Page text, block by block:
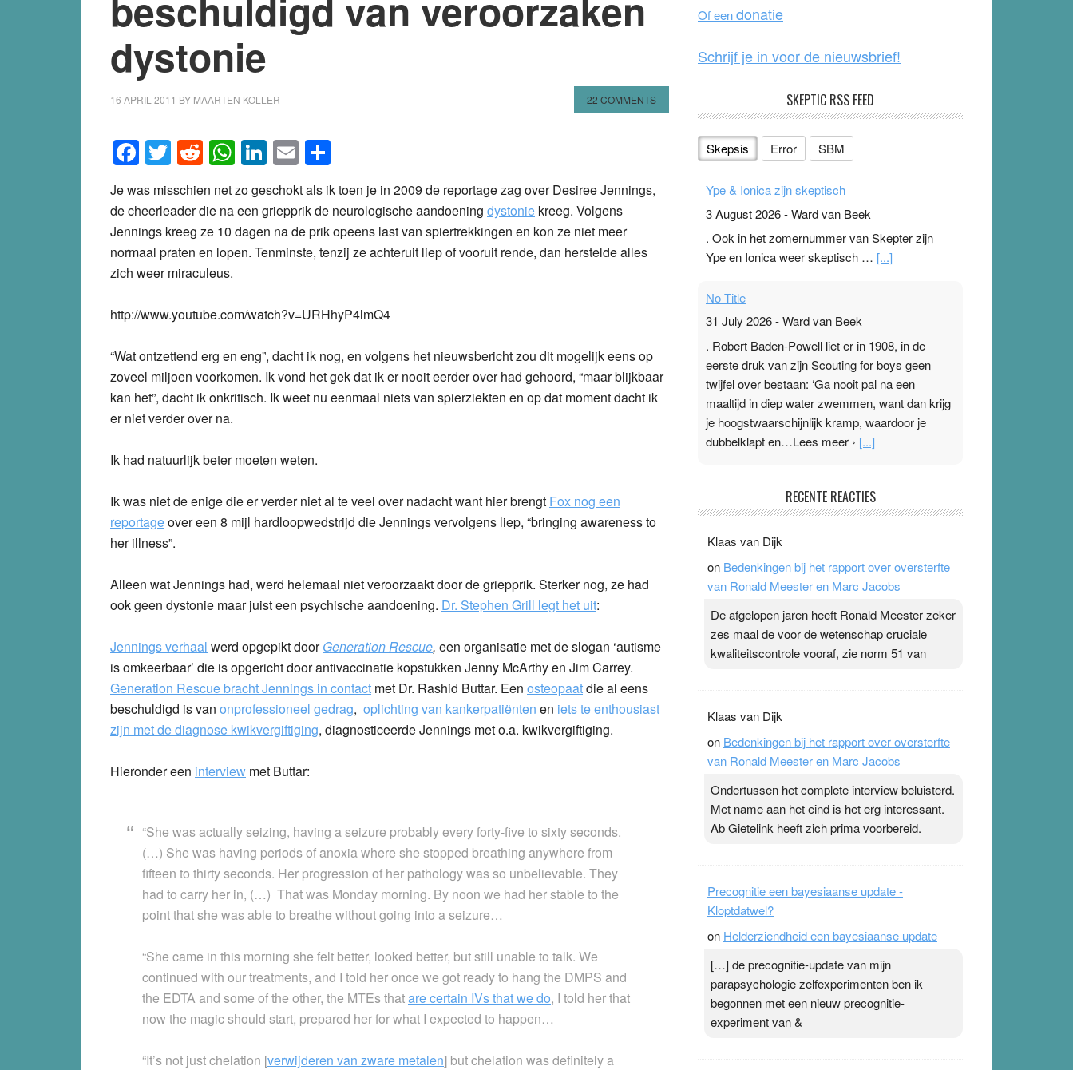
dystonie
16 APRIL 2011 BY MAARTEN KOLLER 22 COMMENTS
Facebook
Twitter
Reddit
WhatsApp
LinkedIn
Email
Je was misschien net zo geschokt als ik toen je in 2009 de reportage zag over Desiree Jennings,
de cheerleader die na een griepprik de neurologische aandoening dystonie kreeg. Volgens
Jennings kreeg ze 10 dagen na de prik opeens last van spiertrekkingen en kon ze niet meer
normaal praten en lopen. Tenminste, tenzij ze achteruit liep of vooruit rende, dan herstelde alles
zich weer miraculeus.
http://www.youtube.com/watch?v=URHhyP4lmQ4
“Wat ontzettend erg en eng”, dacht ik nog, en volgens het nieuwsbericht zou dit mogelijk eens op
zoveel miljoen voorkomen. Ik vond het gek dat ik er nooit eerder over had gehoord, “maar blijkbaar
kan het”, dacht ik onkritisch. Ik weet nu eenmaal niets van spierziekten en op dat moment dacht ik
er niet verder over na.
Ik had natuurlijk beter moeten weten.
Ik was niet de enige die er verder niet al te veel over nadacht want hier brengt Fox nog een
reportageover een 8 mijl hardloopwedstrijd die Jennings vervolgens liep, “bringing awareness to
her illness”.
Alleen wat Jennings had, werd helemaal niet veroorzaakt door de griepprik. Sterker nog, ze had
ook geen dystonie maar juist een psychische aandoening. Dr. Stephen Grill legt het uit:
Jennings verhaal werd opgepikt doorGeneration Rescue, een organisatie met de slogan ‘autisme
is omkeerbaar’ die is opgericht door antivaccinatie kopstukken Jenny McArthy en Jim Carrey.
Generation Rescue bracht Jennings in contact met Dr. Rashid Buttar. Een osteopaatdie al eens
beschuldigd is van onprofessioneel gedrag, oplichting van kankerpatiënten en iets te enthousiast
zijn met de diagnose kwikvergiftiging, diagnosticeerde Jennings met o.a. kwikvergiftiging.
Hieronder een interview met Buttar:
“She was actually seizing, having a seizure probably every forty-five to sixty seconds.
(…) She was having periods of anoxia where she stopped breathing anywhere from
fifteen to thirty seconds. Her progression of her pathology was so unbelievable. They
had to carry her in, (…) That was Monday morning. By noon we had her stable to the
point that she was able to breathe without going into a seizure…
“She came in this morning she felt better, looked better, but still unable to talk. We
continued with our treatments, and I told her once we got ready to hang the DMPS and
the EDTA and some of the other, the MTEs thatare certain IVs that we do, I told her that
now the magic should start, prepared her for what I expected to happen…
“It’s not just chelation [verwijderen van zware metalen] but chelation was definitely a
k
Of eendonatie
Schrijf je in voor de nieuwsbrief!
SKEPTIC RSS FEED
Skepsis Error SBM
Ype & Ionica zijn skeptisch
3 August 2026-Ward van Beek
. Ook in het zomernummer van Skepter zijn
Ype en Ionica weer skeptisch … [...]
No Title
31 July 2026-Ward van Beek
. Robert Baden-Powell liet er in 1908, in de
eerste druk van zijn Scouting for boys geen
twijfel over bestaan: ‘Ga nooit pal na een
maaltijd in diep water zwemmen, want dan krijg
je hoogstwaarschijnlijk kramp, waardoor je
dubbelklapt en…Lees meer › [...]
Ward van Beek
topsporters. Ze hopen ermee hun hartslag te
verlagen terwijl ze meer zuurstof opnemen.
Daarop heeft zo’n pleister geen effect. Maar het
zijn. Door…Lees meer Pleisterplakkers in de
topspsort ›[...]
RECENTE REACTIES
Klaas van Dijk
on Bedenkingen bij het rapport over oversterfte
van Ronald Meester en Marc Jacobs
De afgelopen jaren heeft Ronald Meester zeker
zes maal de voor de wetenschap cruciale
kwaliteitscontrole vooraf, zie norm 51 van
Klaas van Dijk
on Bedenkingen bij het rapport over oversterfte
van Ronald Meester en Marc Jacobs
Ondertussen het complete interview beluisterd.
Met name aan het eind is het erg interessant.
Ab Gietelink heeft zich prima voorbereid.
Precognitie een bayesiaanse update -
Kloptdatwel?
on Helderziendheid een bayesiaanse update
[…] de precognitie-update van mijn
parapsychologie zelfexperimenten ben ik
begonnen met een nieuw precognitie-
experiment van &